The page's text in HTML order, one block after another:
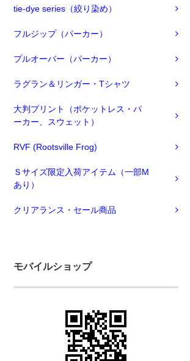
tie-dye series（絞り染め）
フルジップ（パーカー）
プルオーバー（パーカー）
ラグラン＆リンガー・Tシャツ
大判プリント（ポケットレス・パ
ーカー、スウェット）
RVF (Rootsville Frog)
Ｓサイズ限定入荷アイテム（一部M
あり）
クリアランス・セール商品
モバイルショップ